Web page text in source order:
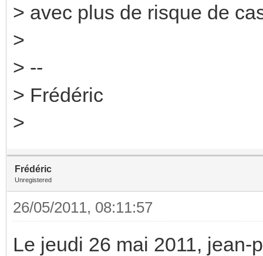
> avec plus de risque de
>
> --
> Frédéric
>
Frédéric
Unregistered
26/05/2011, 08:11:57
Le jeudi 26 mai 2011, jean-